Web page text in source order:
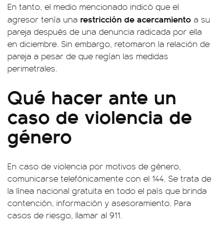
En tanto, el medio mencionado indicó que el
agresor tenía una restricción de acercamiento a su
pareja después de una denuncia radicada por ella
en diciembre. Sin embargo, retomaron la relación de
pareja a pesar de que regían las medidas
perimetrales.
Qué hacer ante un
caso de violencia de
género
En caso de violencia por motivos de género,
comunicarse telefónicamente con el 144. Se trata de
la línea nacional gratuita en todo el país que brinda
contención, información y asesoramiento. Para
casos de riesgo, llamar al 911.